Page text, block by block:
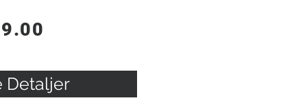
Detaljer